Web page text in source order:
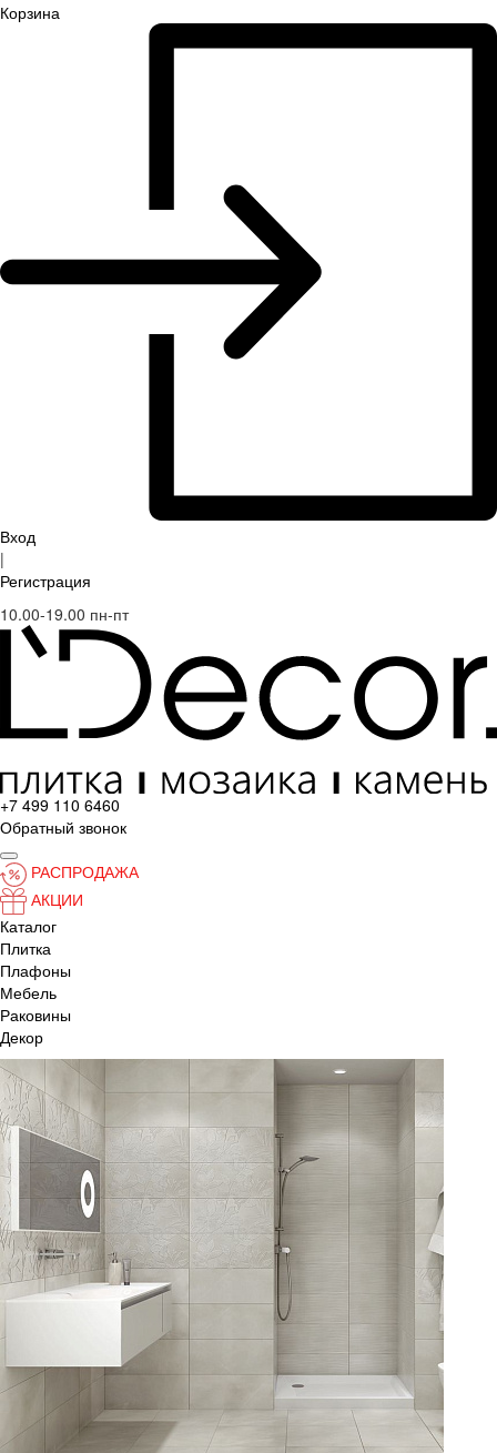
Корзина
Вход
|
Регистрация
10.00-19.00 пн-пт
+7 499 110 6460
Обратный звонок
РАСПРОДАЖА
АКЦИИ
Каталог
Плитка
Плафоны
Мебель
Раковины
Декор